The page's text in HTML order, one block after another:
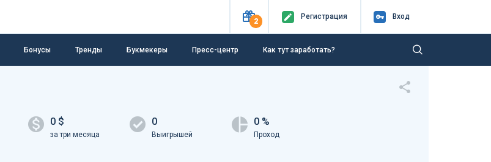
2
Регистрация Вход
Бонусы Тренды Букмекеры Пресс-центр Как тут заработать?
0 $
за три месяца
0
Выигрышей
0 %
Проход